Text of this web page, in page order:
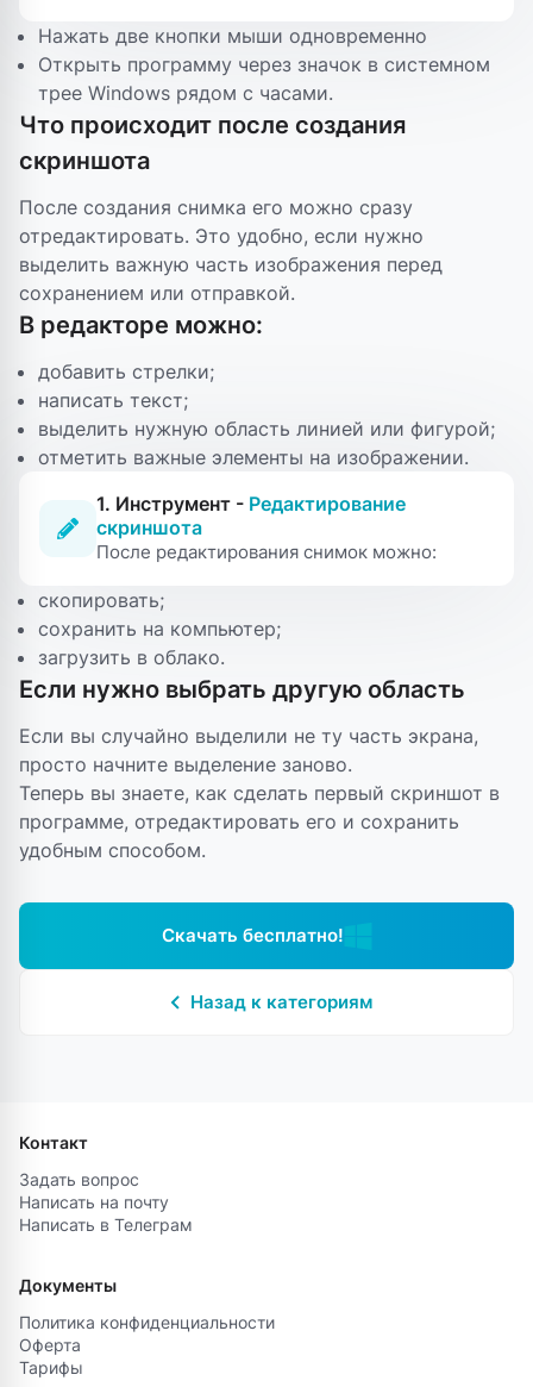
Нажать две кнопки мыши одновременно
Открыть программу через значок в системном
трее Windows рядом с часами.
Что происходит после создания
скриншота
После создания снимка его можно сразу
отредактировать. Это удобно, если нужно
выделить важную часть изображения перед
сохранением или отправкой.
В редакторе можно:
добавить стрелки;
написать текст;
выделить нужную область линией или фигурой;
отметить важные элементы на изображении.
1. Инструмент - Редактирование
скриншота
После редактирования снимок можно:
скопировать;
сохранить на компьютер;
загрузить в облако.
Если нужно выбрать другую область
Если вы случайно выделили не ту часть экрана,
просто начните выделение заново.
Теперь вы знаете, как сделать первый скриншот в
программе, отредактировать его и сохранить
удобным способом.
Назад к категориям
Скачать бесплатно!
Контакт
Задать вопрос
Написать на почту
Написать в Телеграм
Документы
Политика конфиденциальности
Оферта
Тарифы